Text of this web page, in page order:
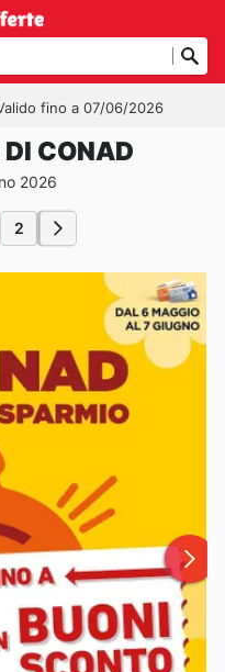
fino a 07/06/2026
DI CONAD
2026
2